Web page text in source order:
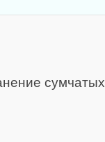
сумчатых